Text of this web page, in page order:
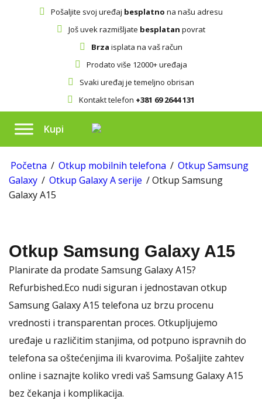
Pošaljite svoj uređaj besplatno na našu adresu
Još uvek razmišljate besplatan povrat
Brza isplata na vaš račun
Prodato više 12000+ uređaja
Svaki uređaj je temeljno obrisan
Kontakt telefon +381 69 2644 131
Kupi
Početna / Otkup mobilnih telefona / Otkup Samsung
Galaxy / Otkup Galaxy A serije / Otkup Samsung
Galaxy A15
Otkup Samsung Galaxy A15
Planirate da prodate Samsung Galaxy A15?
Refurbished.Eco nudi siguran i jednostavan otkup
Samsung Galaxy A15 telefona uz brzu procenu
vrednosti i transparentan proces. Otkupljujemo
uređaje u različitim stanjima, od potpuno ispravnih do
telefona sa oštećenjima ili kvarovima. Pošaljite zahtev
online i saznajte koliko vredi vaš Samsung Galaxy A15
bez čekanja i komplikacija.